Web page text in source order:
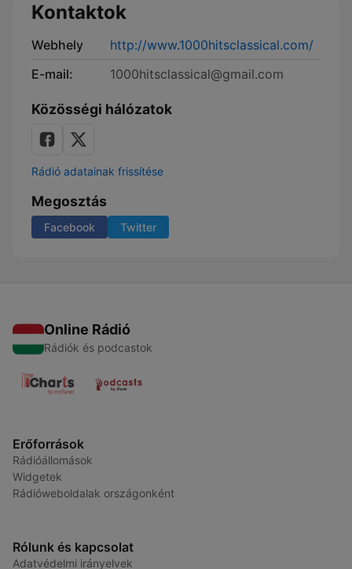
Kontaktok
Webhely
http://www.1000hitsclassical.com/
E-mail:
1000hitsclassical@gmail.com
Közösségi hálózatok
Rádió adatainak frissítése
Megosztás
Facebook Twitter
Online Rádió
Rádiók és podcastok
Erőforrások
Rádióállomások
Widgetek
Rádióweboldalak országonként
Rólunk és kapcsolat
Adatvédelmi irányelvek